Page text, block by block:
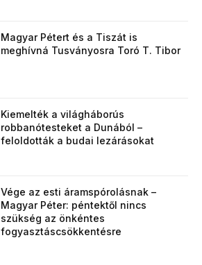
Magyar Pétert és a Tiszát is
meghívná Tusványosra Toró T. Tibor
Kiemelték a világháborús
robbanótesteket a Dunából –
feloldották a budai lezárásokat
Vége az esti áramspórolásnak –
Magyar Péter: péntektől nincs
szükség az önkéntes
fogyasztáscsökkentésre